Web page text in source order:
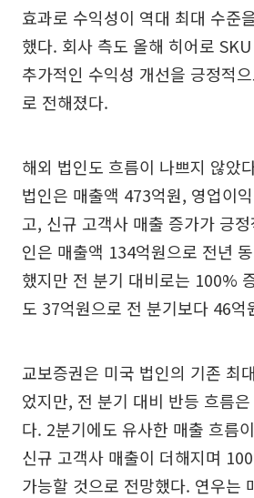
효과로 수익성이 역대 최대 수준
했다. 회사 측도 올해 히어로
추가적인 수익성 개선을 긍정적
로 전해졌다.
해외 법인도 흐름이 나쁘지 않았
법인은 매출액 473억원, 영업이
고, 신규 고객사 매출 증가가 긍
인은 매출액 134억원으로 전년
했지만 전 분기 대비로는 100%
도 37억원으로 전 분기보다 46억
교보증권은 미국 법인의 기존 최
었지만, 전 분기 대비 반등 흐름
다. 2분기에도 유사한 매출 흐름
신규 고객사 매출이 더해지며
가능할 것으로 전망했다. 연우는